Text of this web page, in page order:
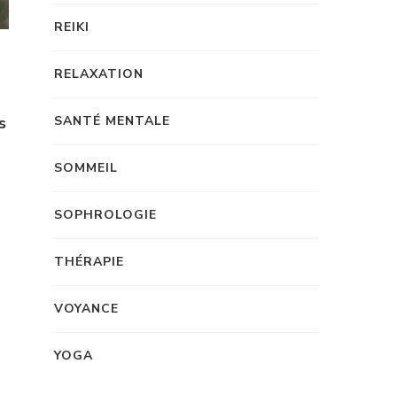
REIKI
RELAXATION
SANTÉ MENTALE
SOMMEIL
SOPHROLOGIE
THÉRAPIE
VOYANCE
YOGA